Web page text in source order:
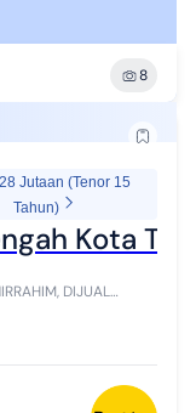
8
Jutaan (Tenor 15
Tahun)
Kota
DIJUAL